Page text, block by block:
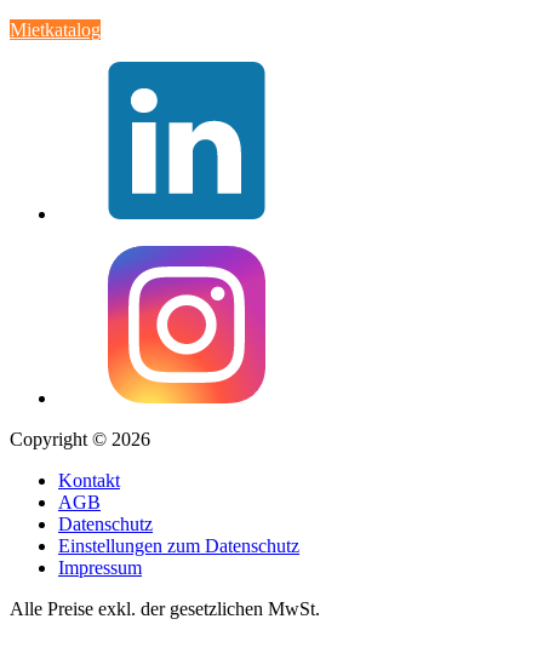
Mietkatalog
Copyright © 2026
Kontakt
AGB
Datenschutz
Einstellungen zum Datenschutz
Impressum
Alle Preise exkl. der gesetzlichen MwSt.